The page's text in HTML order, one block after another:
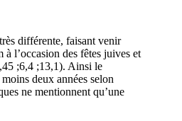
différente, faisant venir
à l’occasion des fêtes juives et
;6,4 ;13,1). Ainsi le
deux années selon
ne mentionnent qu’une